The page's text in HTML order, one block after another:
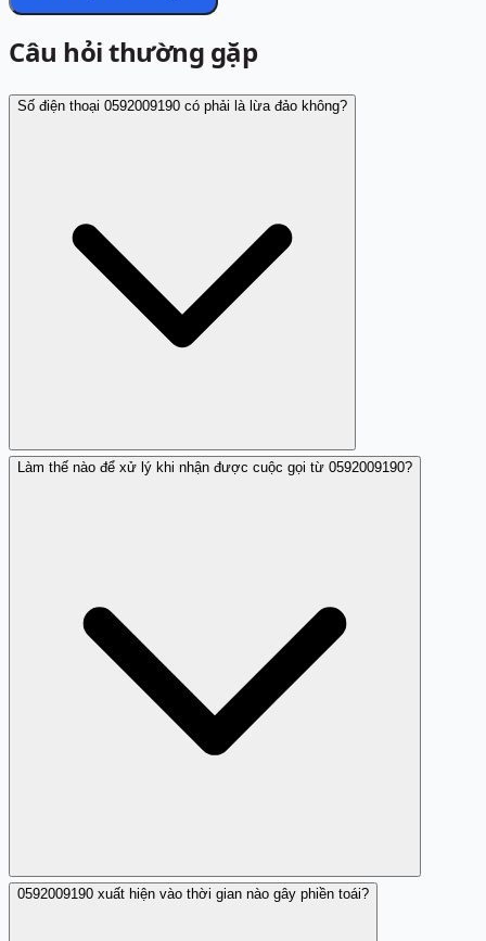
Câu hỏi thường gặp
Số điện thoại 0592009190 có phải là lừa đảo không?
0592009190 được xác định là số nhá máy làm phiền chứ
Làm thế nào để xử lý khi nhận được cuộc gọi từ 0592009190?
Bạn nên tránh trả lời và gọi lại số 0592009190, đồng thời
0592009190 xuất hiện vào thời gian nào gây phiền toái?